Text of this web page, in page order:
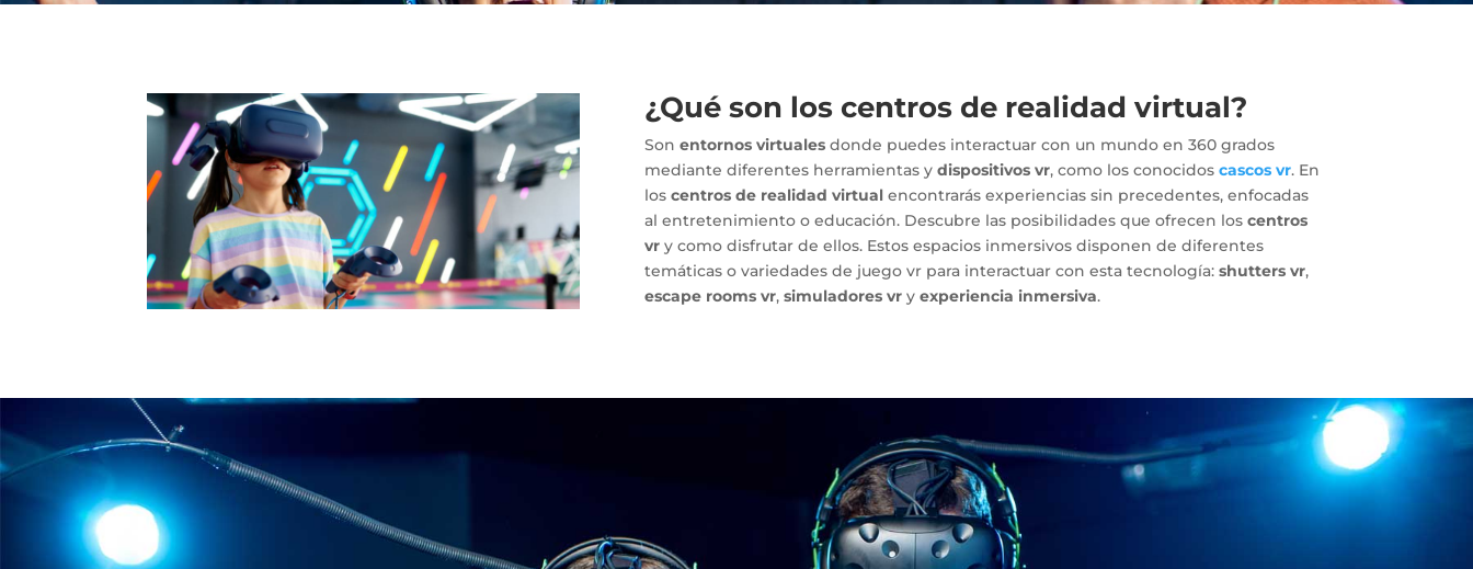
¿Qué son los centros de realidad virtual?
Sonentornos virtuales donde puedes interactuar con un mundo en 360 grados
mediante diferentes herramientas ydispositivos vr, como los conocidoscascos vr. En
loscentros de realidad virtual encontrarás experiencias sin precedentes, enfocadas
al entretenimiento o educación. Descubre las posibilidades que ofrecen loscentros
vr y como disfrutar de ellos. Estos espacios inmersivos disponen de diferentes
temáticas o variedades de juego vr para interactuar con esta tecnología:shutters vr,
escape rooms vr,simuladores vr yexperiencia inmersiva.